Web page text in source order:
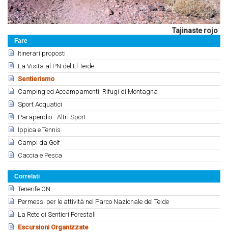
Fare
Itinerari proposti
La Visita al PN del El Teide
Sentierismo
Camping ed Accampamenti; Rifugi di Montagna
Sport Acquatici
Parapendio - Altri Sport
Ippica e Tennis
Campi da Golf
Caccia e Pesca
Correlati
Tenerife ON
Permessi per le attività nel Parco Nazionale del Teide
La Rete di Sentieri Forestali
Escursioni Organizzate
Tajinaste rojo